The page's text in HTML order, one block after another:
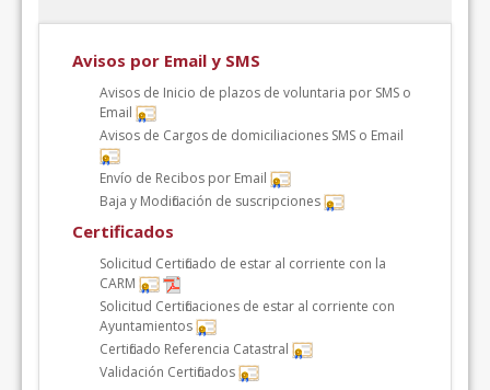
Avisos por Email y SMS
Avisos de Inicio de plazos de voluntaria por SMS o
Email
Avisos de Cargos de domiciliaciones SMS o Email
Envío de Recibos por Email
Baja y Modificación de suscripciones
Certificados
Solicitud Certificado de estar al corriente con la
CARM
Solicitud Certificaciones de estar al corriente con
Ayuntamientos
Certificado Referencia Catastral
Validación Certificados